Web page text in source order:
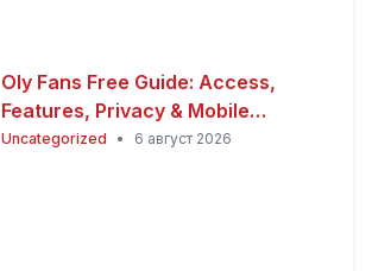
Oly Fans Free Guide: Access,
Features, Privacy & Mobile
Experience
Uncategorized • 6 август 2026